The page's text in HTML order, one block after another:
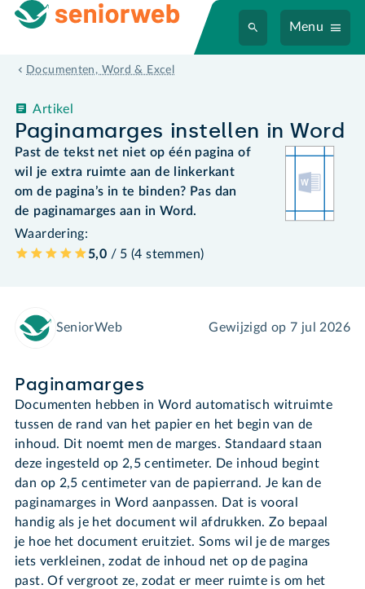
Menu
Documenten, Word & Excel
Paginamarges instellen in Word
Artikel
Past de tekst net niet op één pagina of
wil je extra ruimte aan de linkerkant
om de pagina’s in te binden? Pas dan
de paginamarges aan in Word.
Waardering:
5,0 / 5 (4 stemmen)
SeniorWeb Gewijzigd op 7 jul 2026
Paginamarges
Documenten hebben in Word automatisch witruimte
tussen de rand van het papier en het begin van de
inhoud. Dit noemt men de marges. Standaard staan
deze ingesteld op 2,5 centimeter. De inhoud begint
dan op 2,5 centimeter van de papierrand. Je kan de
paginamarges in Word aanpassen. Dat is vooral
handig als je het document wil afdrukken. Zo bepaal
je hoe het document eruitziet. Soms wil je de marges
iets verkleinen, zodat de inhoud net op de pagina
past. Of vergroot ze, zodat er meer ruimte is om het